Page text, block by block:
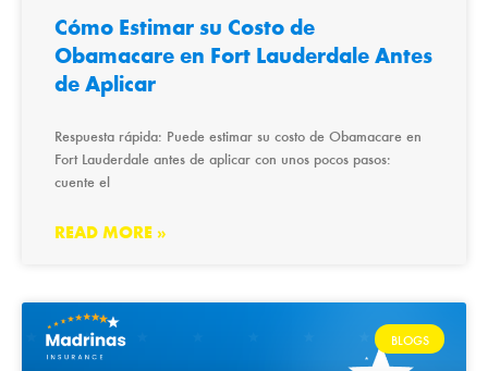
Cómo Estimar su Costo de
Obamacare en Fort Lauderdale Antes
de Aplicar
Respuesta rápida: Puede estimar su costo de Obamacare en
Fort Lauderdale antes de aplicar con unos pocos pasos:
cuente el
READ MORE »
BLOGS